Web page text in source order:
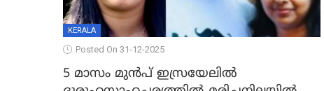
KERALA
Posted On 31-12-2025
5 മാസം മുൻപ് ഇസ്രയേലിൽ